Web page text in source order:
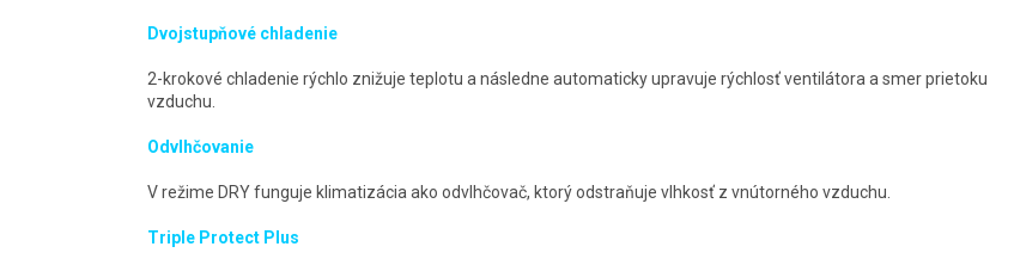
Dvojstupňové chladenie
2-krokové chladenie rýchlo znižuje teplotu a následne automaticky upravuje rýchlosť ventilátora a smer prietoku
vzduchu.
Odvlhčovanie
V režime DRY funguje klimatizácia ako odvlhčovač, ktorý odstraňuje vlhkosť z vnútorného vzduchu.
Triple Protect Plus